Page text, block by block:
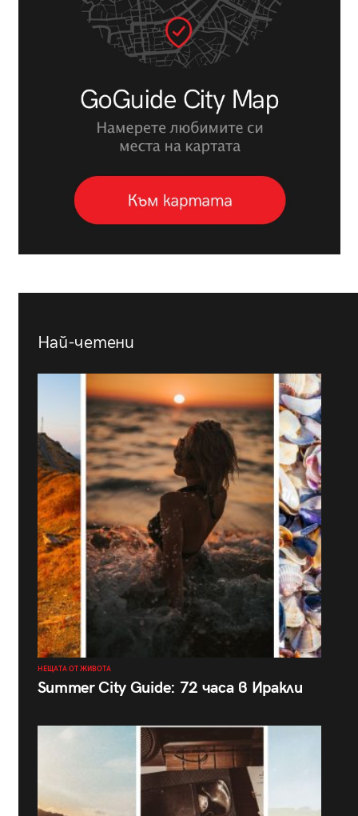
Най-четени
НЕЩАТА ОТ ЖИВОТА
Summer City Guide: 72 часа в Иракли